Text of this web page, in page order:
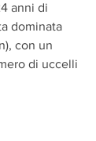
anni di
dominata
con un
di uccelli